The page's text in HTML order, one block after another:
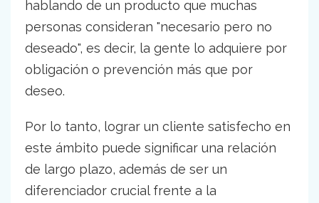
hablando de un producto que muchas
personas consideran "necesario pero no
deseado", es decir, la gente lo adquiere por
obligación o prevención más que por
deseo.
Por lo tanto, lograr un cliente satisfecho en
este ámbito puede significar una relación
de largo plazo, además de ser un
diferenciador crucial frente a la